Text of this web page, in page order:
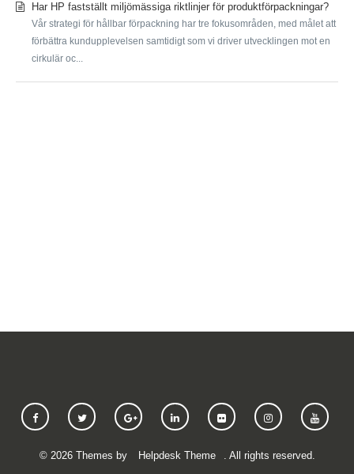
Har HP fastställt miljömässiga riktlinjer för produktförpackningar?
Vår strategi för hållbar förpackning har tre fokusområden, med målet att
förbättra kundupplevelsen samtidigt som vi driver utvecklingen mot en
cirkulär oc...
© 2026Themes by Helpdesk Theme . All rights reserved.